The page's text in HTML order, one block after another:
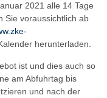
2021 alle 14 Tage
Sie voraussichtlich ab
herunterladen.
ist und dies auch so
am Abfuhrtag bis
und nach der